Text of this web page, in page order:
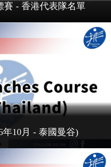
賽 - 香港代表隊名單
10月 - 泰國曼谷)